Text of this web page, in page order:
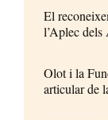
El
l’Aplec dels
Olot i la
articular de